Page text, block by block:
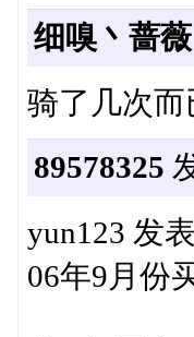
细嗅丶蔷薇
骑了几次而
89578325
yun123 发
06年9月份